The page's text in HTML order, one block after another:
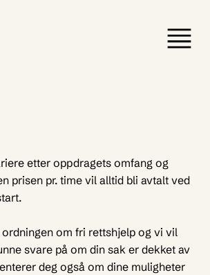
etter oppdragets omfang og
prisen pr. time vil alltid bli avtalt ved
om fri rettshjelp og vi vil
svare på om din sak er dekket av
deg også om dine muligheter